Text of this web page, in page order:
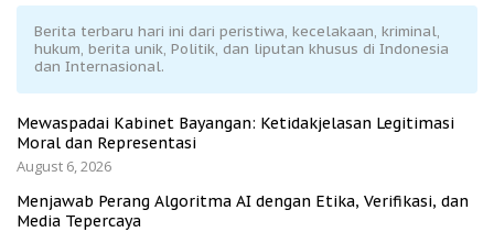
Berita terbaru hari ini dari peristiwa, kecelakaan, kriminal,
hukum, berita unik, Politik, dan liputan khusus di Indonesia
dan Internasional.
Mewaspadai Kabinet Bayangan: Ketidakjelasan Legitimasi
Moral dan Representasi
August 6, 2026
Menjawab Perang Algoritma AI dengan Etika, Verifikasi, dan
Media Tepercaya